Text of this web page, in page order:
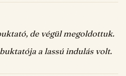
de végül megoldottuk.
a lassú indulás volt.